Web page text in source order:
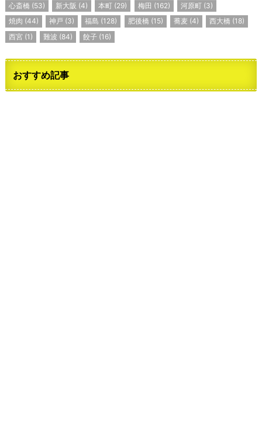
心斎橋 (53) 新大阪 (4) 本町 (29) 梅田 (162) 河原町 (3)
焼肉 (44) 神戸 (3) 福島 (128) 肥後橋 (15) 蕎麦(4) 西大橋 (18)
西宮(1) 難波 (84) 餃子 (16)
おすすめ記事